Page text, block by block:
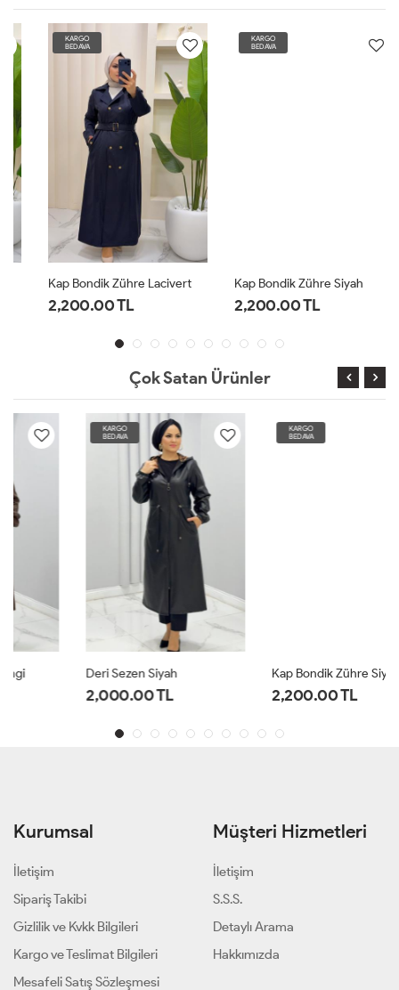
KARGO
BEDAVA
Kap Bondik Zühre Lacivert
2,200.00 TL
KARGO
BEDAVA
Kap Bondik Zühre Siyah
2,200.00 TL
Çok Satan Ürünler
KARGO
BEDAVA
Deri Sezen Siyah
2,000.00 TL
KARGO
BEDAVA
Kap Bondik Zühre Siyah
2,200.00 TL
Kurumsal
İletişim
Sipariş Takibi
Gizlilik ve Kvkk Bilgileri
Kargo ve Teslimat Bilgileri
Mesafeli Satış Sözleşmesi
Müşteri Hizmetleri
İletişim
S.S.S.
Detaylı Arama
Hakkımızda